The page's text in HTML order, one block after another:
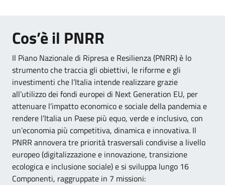
Cos’è il PNRR
Il Piano Nazionale di Ripresa e Resilienza (PNRR) è lo
strumento che traccia gli obiettivi, le riforme e gli
investimenti che l’Italia intende realizzare grazie
all’utilizzo dei fondi europei di Next Generation EU, per
attenuare l’impatto economico e sociale della pandemia e
rendere l’Italia un Paese più equo, verde e inclusivo, con
un’economia più competitiva, dinamica e innovativa. Il
PNRR annovera tre priorità trasversali condivise a livello
europeo (digitalizzazione e innovazione, transizione
ecologica e inclusione sociale) e si sviluppa lungo 16
Componenti, raggruppate in 7 missioni: